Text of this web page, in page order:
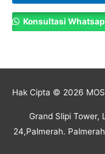
Konsultasi
Hak Cipta © 2026
Grand Slipi Tower,
24,Palmerah.